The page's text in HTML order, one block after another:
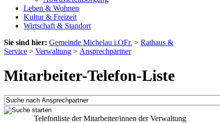
Leben & Wohnen
Kultur & Freizeit
Wirtschaft & Standort
Sie sind hier: Gemeinde Michelau i.OFr. > Rathaus &
Service > Verwaltung > Ansprechpartner
Mitarbeiter-Telefon-Liste
Telefonliste der Mitarbeiter/innen der Verwaltung